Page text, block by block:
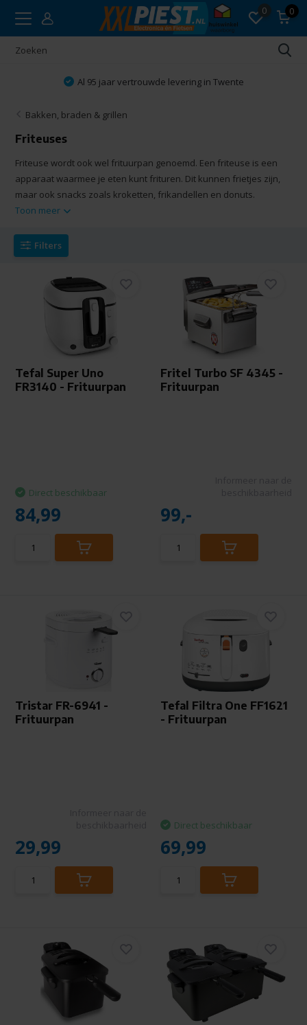
0 0
Vakkundig advies
Bakken, braden & grillen
Friteuses
Friteuse wordt ook wel frituurpan genoemd. Een friteuse is een
apparaat waarmee je eten kunt frituren. Dit kunnen frietjes zijn,
maar ook snacks zoals kroketten, frikandellen en donuts.
Toon meer
Filters
Tefal Super Uno
FR3140 - Frituurpan
Direct beschikbaar
84,99
Fritel Turbo SF 4345 -
Frituurpan
99,-
Tristar FR-6941 -
Frituurpan
29,99
Tefal Filtra One FF1621
- Frituurpan
Direct beschikbaar
69,99